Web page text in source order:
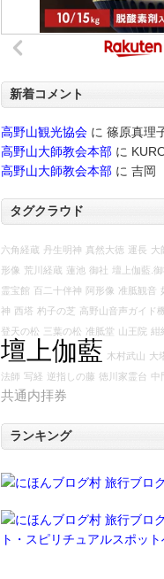
新着コメント
高野山観光協会 に 篠原真理
高野山大師教会本部 に
高野山大師教会本部 に 吉岡
タグクラウド
六角経蔵 丹生明神 真然大徳 運長 大
形像 荒川経蔵 蓮池 御社 壇上伽藍.御
霊宝館 百二十伴神 阿形像 准胝観音
神 西塔 杓子の芝 高野山音声ガイド
登天の松 三葉の松 准胝堂 山王院 紺
壇上伽藍 木村武山 大
法師 写経 逆指しの藤 徳川家霊台 中
共通内拝券
ランキング